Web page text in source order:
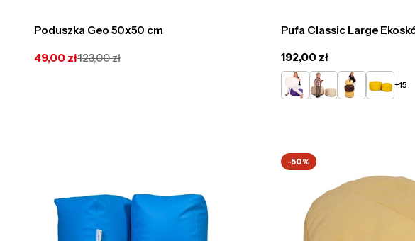
Poduszka Geo 50x50 cm
Cena
49,00 zł
Cena
123,00 zł
Pufa Classic Large
Cena
regularna
192,00 zł
Biały
BeżowyŻółty Słoneczny
+15
-50%